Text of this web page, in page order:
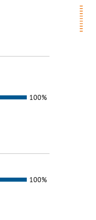
100%
100%